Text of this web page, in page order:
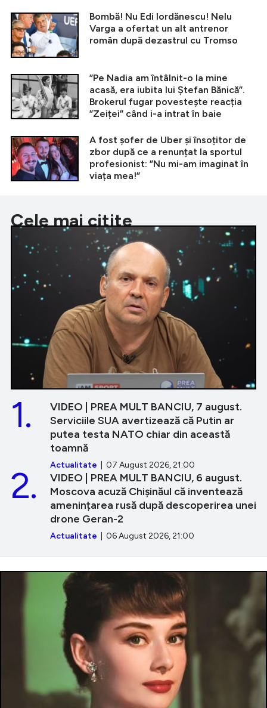
Bombă! Nu Edi Iordănescu! Nelu
Varga a ofertat un alt antrenor
român după dezastrul cu Tromso
”Pe Nadia am întâlnit-o la mine
acasă, era iubita lui Ștefan Bănică”.
Brokerul fugar povestește reacția
”Zeiței” când i-a intrat în baie
A fost șofer de Uber și însoțitor de
zbor după ce a renunțat la sportul
profesionist: ”Nu mi-am imaginat în
viața mea!”
Cele mai citite
VIDEO | PREA MULT BANCIU, 7 august.
Serviciile SUA avertizează că Putin ar
putea testa NATO chiar din această
toamnă
Actualitate | 07 August 2026, 21:00
1.
VIDEO | PREA MULT BANCIU, 6 august.
Moscova acuză Chișinăul că inventează
amenințarea rusă după descoperirea unei
drone Geran-2
Actualitate | 06 August 2026, 21:00
2.